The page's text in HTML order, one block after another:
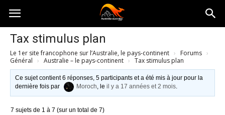
Australia-
australie.com
Tax stimulus plan
Le 1er site francophone sur l’Australie, le pays-continent › Forums ›
Général › Australie – le pays-continent › Tax stimulus plan
Ce sujet contient 6 réponses, 5 participants et a été mis à jour pour la
dernière fois par
Moroch, leil y a 17 années et 2 mois.
7 sujets de 1 à 7 (sur un total de 7)